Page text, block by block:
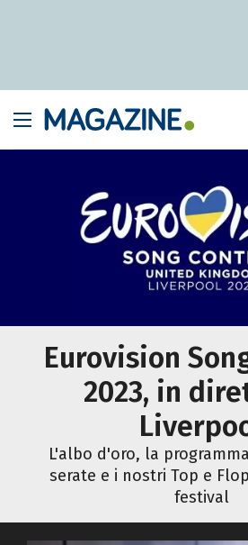
Eurovision
2023, in
L'albo d'oro, la
serate e i nostri Top e
festival